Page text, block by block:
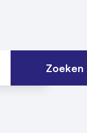
Zoeken